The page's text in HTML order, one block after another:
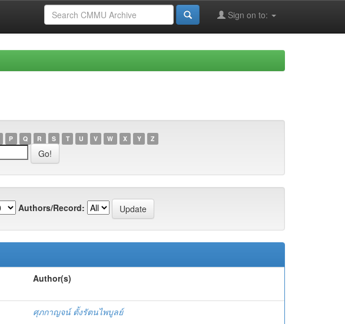
Sign on to:
P Q R S T U V W X Y Z
Authors/Record:
Author(s)
ศุภกาญจน์ ตั้งรัตนไพบูลย์